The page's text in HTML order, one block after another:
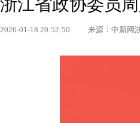
浙江省政协委员
2026-01-18 20:52:50 来源：中新网